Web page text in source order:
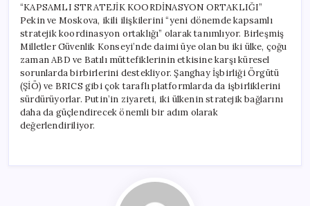
“KAPSAMLI STRATEJİK KOORDİNASYON ORTAKLIĞI”
Pekin ve Moskova, ikili ilişkilerini “yeni dönemde kapsamlı
stratejik koordinasyon ortaklığı” olarak tanımlıyor. Birleşmiş
Milletler Güvenlik Konseyi’nde daimi üye olan bu iki ülke, çoğu
zaman ABD ve Batılı müttefiklerinin etkisine karşı küresel
sorunlarda birbirlerini destekliyor. Şanghay İşbirliği Örgütü
(ŞİÖ) ve BRICS gibi çok taraflı platformlarda da işbirliklerini
sürdürüyorlar. Putin’in ziyareti, iki ülkenin stratejik bağlarını
daha da güçlendirecek önemli bir adım olarak
değerlendiriliyor.